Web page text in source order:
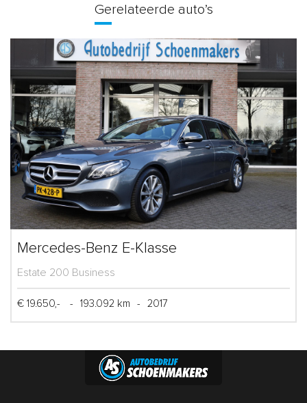
Gerelateerde auto’s
Mercedes-Benz E-Klasse
Estate 200 Business
€ 19.650,- - 193.092 km - 2017